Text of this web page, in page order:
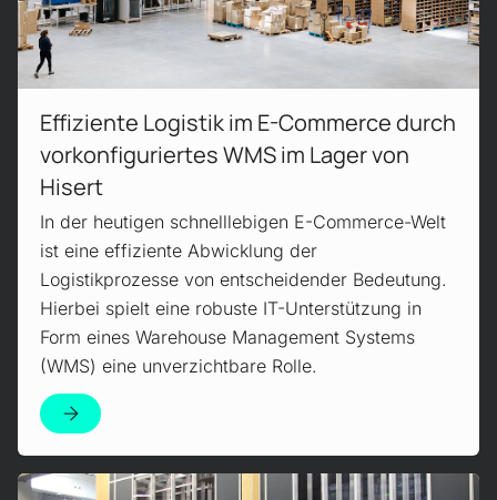
Effiziente Logistik im E-Commerce durch
vor­konfiguriertes WMS im Lager von
Hisert
In der heutigen schnelllebigen E-Commerce-Welt
ist eine effiziente Abwicklung der
Logistikprozesse von entscheidender Bedeutung.
Hierbei spielt eine robuste IT-Unterstützung in
Form eines Warehouse Management Systems
(WMS) eine unverzichtbare Rolle.
Czytaj więcej!